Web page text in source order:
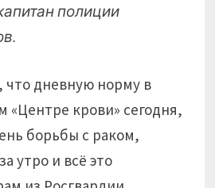
полиции
что дневную норму в
«Центре крови» сегодня,
борьбы с раком,
утро и всё это